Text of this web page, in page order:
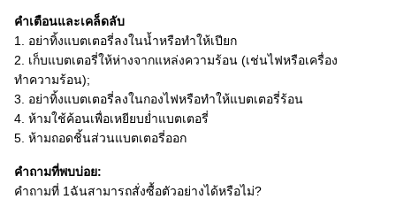
คำเตือนและเคล็ดลับ
1. อย่าทิ้งแบตเตอรี่ลงในน้ำหรือทำให้เปียก
2. เก็บแบตเตอรี่ให้ห่างจากแหล่งความร้อน (เช่นไฟหรือเครื่อง
ทำความร้อน);
3. อย่าทิ้งแบตเตอรี่ลงในกองไฟหรือทำให้แบตเตอรี่ร้อน
4. ห้ามใช้ค้อนเพื่อเหยียบย่ำแบตเตอรี่
5. ห้ามถอดชิ้นส่วนแบตเตอรี่ออก
คำถามที่พบบ่อย:
คำถามที่ 1ฉันสามารถสั่งซื้อตัวอย่างได้หรือไม่?